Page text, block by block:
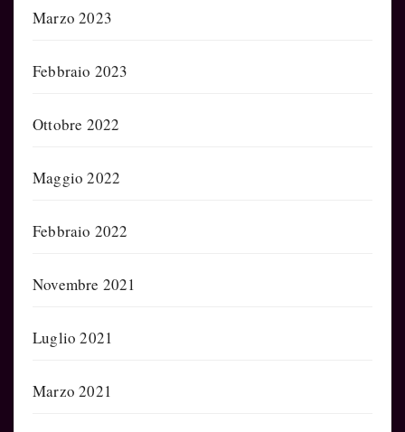
Marzo 2023
Febbraio 2023
Ottobre 2022
Maggio 2022
Febbraio 2022
Novembre 2021
Luglio 2021
Marzo 2021